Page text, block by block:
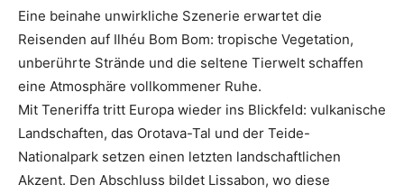
Eine beinahe unwirkliche Szenerie erwartet die
Reisenden auf Ilhéu Bom Bom: tropische Vegetation,
unberührte Strände und die seltene Tierwelt schaffen
eine Atmosphäre vollkommener Ruhe.
Mit Teneriffa tritt Europa wieder ins Blickfeld: vulkanische
Landschaften, das Orotava-Tal und der Teide-
Nationalpark setzen einen letzten landschaftlichen
Akzent. Den Abschluss bildet Lissabon, wo diese